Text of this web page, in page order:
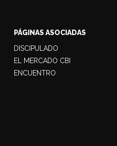
PÁGINAS ASOCIADAS
DISCIPULADO
EL MERCADO CBI
ENCUENTRO